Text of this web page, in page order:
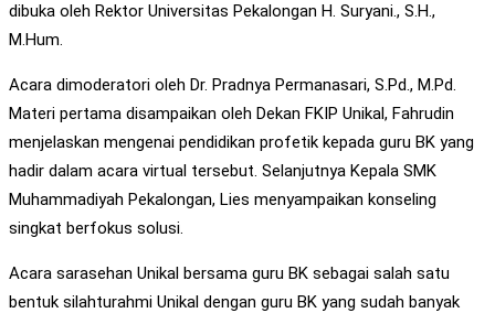
dibuka oleh Rektor Universitas Pekalongan H. Suryani., S.H.,
M.Hum.
Acara dimoderatori oleh Dr. Pradnya Permanasari, S.Pd., M.Pd.
Materi pertama disampaikan oleh Dekan FKIP Unikal, Fahrudin
menjelaskan mengenai pendidikan profetik kepada guru BK yang
hadir dalam acara virtual tersebut. Selanjutnya Kepala SMK
Muhammadiyah Pekalongan, Lies menyampaikan konseling
singkat berfokus solusi.
Acara sarasehan Unikal bersama guru BK sebagai salah satu
bentuk silahturahmi Unikal dengan guru BK yang sudah banyak